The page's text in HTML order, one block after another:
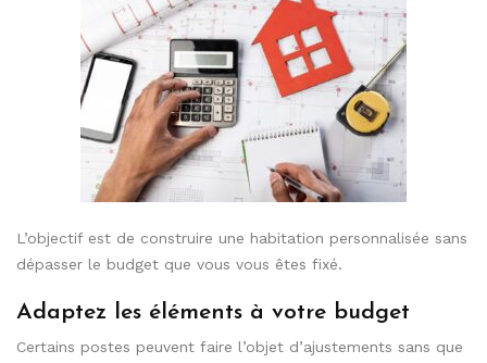
L’objectif est de construire une habitation personnalisée sans
dépasser le budget que vous vous êtes fixé.
Adaptez les éléments à votre budget
Certains postes peuvent faire l’objet d’ajustements sans que